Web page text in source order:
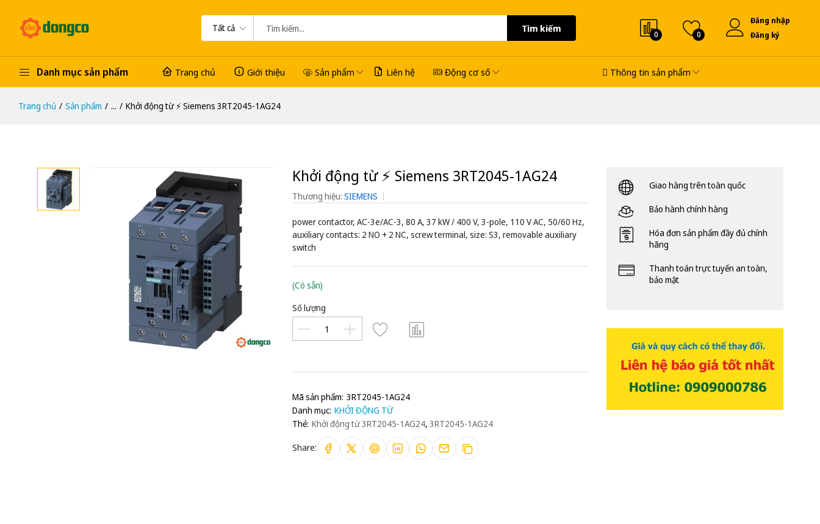
Tất cả Tìm kiếm
0 0
Đăng nhập
Đăng ký
Danh mục sản phẩm Trang chủ Giới thiệu Sản phẩm Liên hệ Động cơ số Thông tin sản phẩm
Trang chủ Sản phẩm ... Khởi động từ ⚡️ Siemens 3RT2045-1AG24
Khởi động từ ⚡️ Siemens 3RT2045-1AG24
Thương hiệu: SIEMENS
power contactor, AC-3e/AC-3, 80 A, 37 kW / 400 V, 3-pole, 110 V AC, 50/60 Hz,
auxiliary contacts: 2 NO + 2 NC, screw terminal, size: S3, removable auxiliary
switch
(Có sẵn)
Số lượng
Mã sản phẩm: 3RT2045-1AG24
Danh mục: KHỞI ĐỘNG TỪ
Thẻ: Khởi động từ 3RT2045-1AG24, 3RT2045-1AG24
Share:
Giao hàng trên toàn quốc
Bảo hành chính hàng
Hóa đơn sản phẩm đầy đủ chính
hãng
Thanh toán trực tuyến an toàn,
bảo mật